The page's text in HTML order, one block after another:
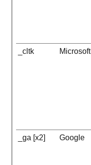
_cltk Microsoft
_ga [x2] Google